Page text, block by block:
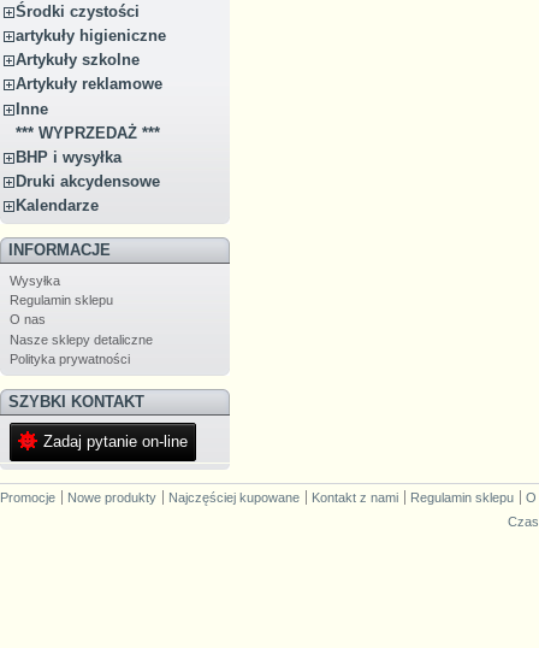
Środki czystości
artykuły higieniczne
Artykuły szkolne
Artykuły reklamowe
Inne
*** WYPRZEDAŻ ***
BHP i wysyłka
Druki akcydensowe
Kalendarze
INFORMACJE
Wysyłka
Regulamin sklepu
O nas
Nasze sklepy detaliczne
Polityka prywatności
SZYBKI KONTAKT
Zadaj pytanie on-line
Promocje Nowe produkty Najczęściej kupowane Kontakt z nami Regulamin sklepu
O